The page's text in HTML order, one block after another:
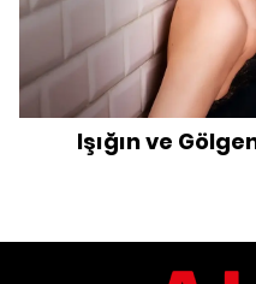
Işığın ve